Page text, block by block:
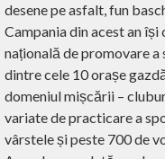
desene pe asfalt, fun
Campania din acest an
națională de promovare
dintre cele 10 orașe
domeniul mișcării –
variate de practicare a
vârstele și peste 700 de